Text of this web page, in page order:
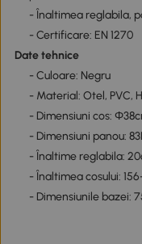
- Înaltimea reglabila,
- Certificare: EN 1270
Date tehnice
- Culoare: Negru
- Material: Otel, PVC,
- Dimensiuni cos:
- Dimensiuni panou:
- Înaltime reglabila:
- Înaltimea cosului:
- Dimensiunile bazei: